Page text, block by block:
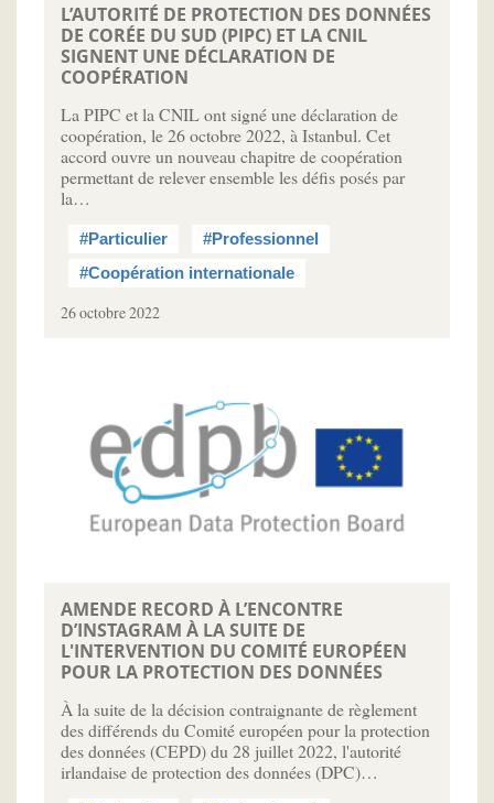
L’AUTORITÉ DE PROTECTION DES DONNÉES
DE CORÉE DU SUD (PIPC) ET LA CNIL
SIGNENT UNE DÉCLARATION DE
COOPÉRATION
La PIPC et la CNIL ont signé une déclaration de
coopération, le 26 octobre 2022, à Istanbul. Cet
accord ouvre un nouveau chapitre de coopération
permettant de relever ensemble les défis posés par
la…
#Particulier
#Professionnel
#Coopération internationale
26 octobre 2022
AMENDE RECORD À L’ENCONTRE
D’INSTAGRAM À LA SUITE DE
L'INTERVENTION DU COMITÉ EUROPÉEN
POUR LA PROTECTION DES DONNÉES
À la suite de la décision contraignante de règlement
des différends du Comité européen pour la protection
des données (CEPD) du 28 juillet 2022, l'autorité
irlandaise de protection des données (DPC)…